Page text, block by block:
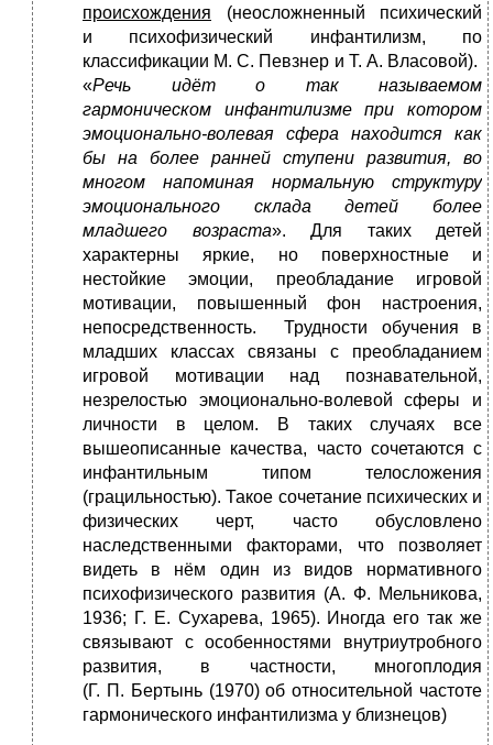
происхождения (неосложненный психический
и психофизический инфантилизм, по
классификации М. С. Певзнер и Т. А. Власовой).
«Речь идёт о так называемом
гармоническом инфантилизме при котором
эмоционально-волевая сфера находится как
бы на более ранней ступени развития, во
многом напоминая нормальную структуру
эмоционального склада детей более
младшего возраста». Для таких детей
характерны яркие, но поверхностные и
нестойкие эмоции, преобладание игровой
мотивации, повышенный фон настроения,
непосредственность. Трудности обучения в
младших классах связаны с преобладанием
игровой мотивации над познавательной,
незрелостью эмоционально-волевой сферы и
личности в целом. В таких случаях все
вышеописанные качества, часто сочетаются с
инфантильным типом телосложения
(грацильностью). Такое сочетание психических и
физических черт, часто обусловлено
наследственными факторами, что позволяет
видеть в нём один из видов нормативного
психофизического развития (А. Ф. Мельникова,
1936; Г. Е. Сухарева, 1965). Иногда его так же
связывают с особенностями внутриутробного
развития, в частности, многоплодия
(Г. П. Бертынь (1970) об относительной частоте
гармонического инфантилизма у близнецов)